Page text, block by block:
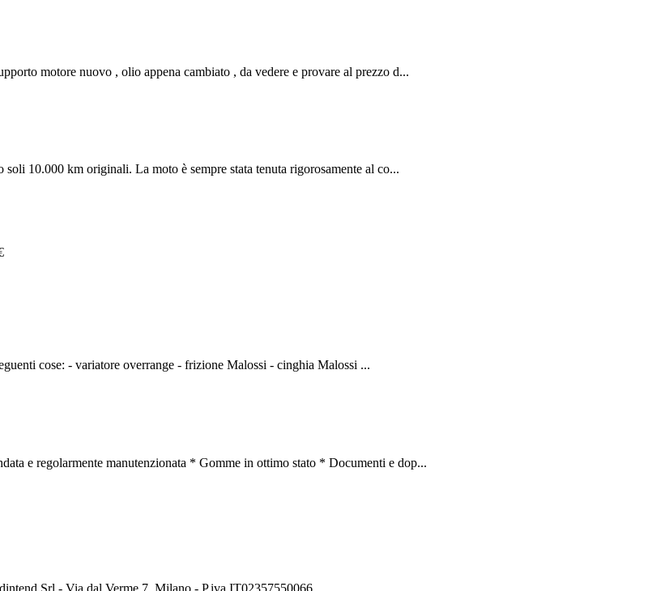
motore nuovo , olio appena cambiato , da vedere e provare al prezzo d...
10.000 km originali. La moto è sempre stata tenuta rigorosamente al co...
cose: - variatore overrange - frizione Malossi - cinghia Malossi ...
e regolarmente manutenzionata * Gomme in ottimo stato * Documenti e dop...
Srl - Via dal Verme 7, Milano - P.iva IT02357550066